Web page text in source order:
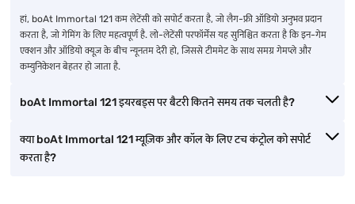
हां, boAt Immortal 121 कम लेटेंसी को सपोर्ट करता है, जो लैग-फ्री ऑडियो अनुभव प्रदान
करता है, जो गेमिंग के लिए महत्वपूर्ण है. लो-लेटेंसी परफॉर्मेंस यह सुनिश्चित करता है कि इन-गेम
एक्शन और ऑडियो क्यूज़ के बीच न्यूनतम देरी हो, जिससे टीममेट के साथ समग्र गेमप्ले और
कम्युनिकेशन बेहतर हो जाता है.
boAt Immortal 121 इयरबड्स पर बैटरी कितने समय तक चलती है?
क्या boAt Immortal 121 म्यूज़िक और कॉल के लिए टच कंट्रोल को सपोर्ट
करता है?